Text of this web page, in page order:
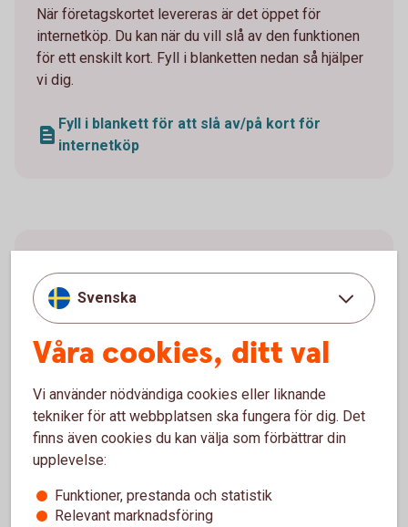
När företagskortet levereras är det öppet för
internetköp. Du kan när du vill slå av den funktionen
för ett enskilt kort. Fyll i blanketten nedan så hjälper
vi dig.
Fyll i blankett för att slå av/på kort för
internetköp
Höja kreditgräns
Vill du höja kreditgränsen för ditt kort gör du det
genom att skicka in en ansökan. Fyll i
ansökningsblanketten nedan och skicka in den via
post eller genom att mejla den till
business.card@entercard.com
.
Är du ensam firmatecknare kan du även ansöka
digitalt genom Entercards ansökningsformulär.
Fyll i ansökningsblankett för höjd kreditgräns
(pdf)
Svenska
Våra cookies, ditt val
Vi använder nödvändiga cookies eller liknande
tekniker för att webbplatsen ska fungera för dig. Det
finns även cookies du kan välja som förbättrar din
upplevelse:
Funktioner, prestanda och statistik
Relevant marknadsföring